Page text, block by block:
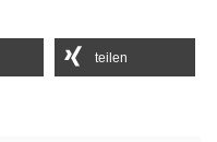
teilen